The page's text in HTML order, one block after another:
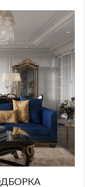
GLAZOV
Glazov Design Group- это